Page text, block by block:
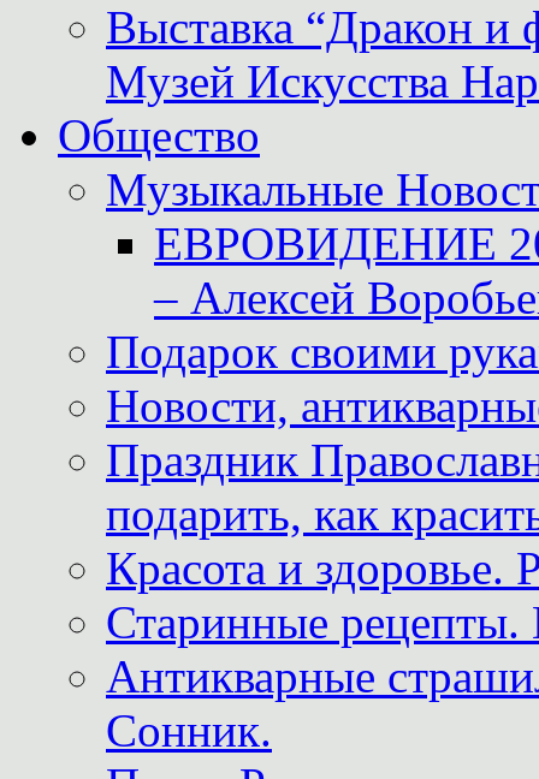
Выставка “Дракон и
Музей Искусства
Общество
Музыкальные
ЕВРОВИДЕНИЕ
– Алексей
Подарок своими
Новости,
Праздник
подарить, как
Красота и здоровье.
Старинные рецепты.
Антикварные
Сонник.